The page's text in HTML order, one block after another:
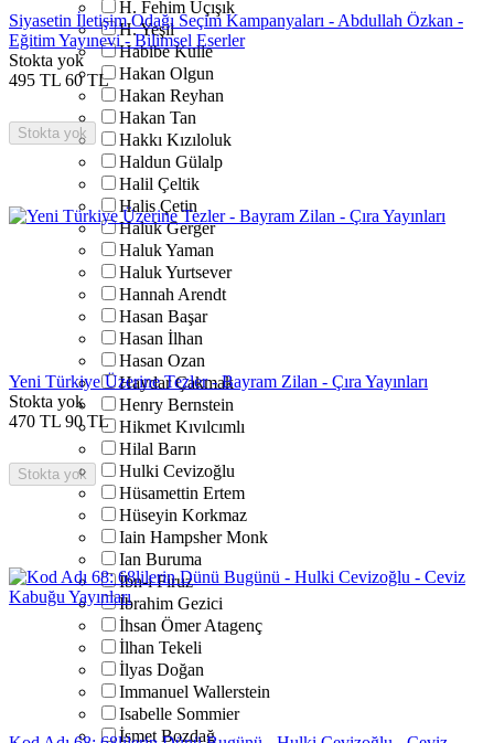
H. Fehim Üçışık
H. Yeşil
Habibe Kulle
Hakan Olgun
Hakan Reyhan
Hakan Tan
Hakkı Kızıloluk
Haldun Gülalp
Halil Çeltik
Halis Çetin
Haluk Gerger
Haluk Yaman
Haluk Yurtsever
Hannah Arendt
Hasan Başar
Hasan İlhan
Hasan Ozan
Haydar Çakmak
Henry Bernstein
Hikmet Kıvılcımlı
Hilal Barın
Hulki Cevizoğlu
Hüsamettin Ertem
Hüseyin Korkmaz
Iain Hampsher Monk
Ian Buruma
İbn-i Firuz
İbrahim Gezici
İhsan Ömer Atagenç
İlhan Tekeli
İlyas Doğan
Immanuel Wallerstein
Isabelle Sommier
İsmet Bozdağ
Siyasetin İletişim Odağı Seçim Kampanyaları - Abdullah Özkan -
Eğitim Yayınevi - Bilimsel Eserler
Stokta yok
495 TL 60 TL
Stokta yok
Yeni Türkiye Üzerine Tezler - Bayram Zilan - Çıra Yayınları
Stokta yok
470 TL 90 TL
Stokta yok